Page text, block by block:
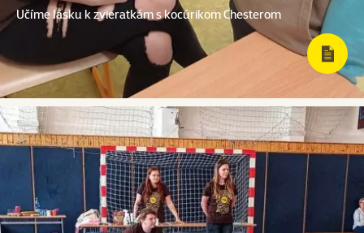
Učíme lásku k zvieratkám s kocúrikom Chesterom